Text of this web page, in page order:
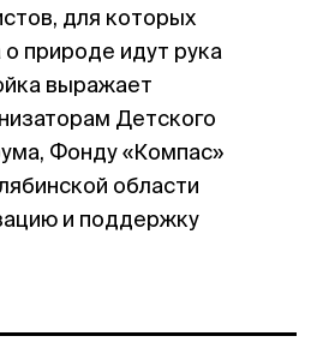
для которых
о природе идут рука
выражает
Детского
Фонду «Компас»
области
и поддержку